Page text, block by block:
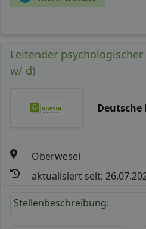
Leitender
w/ d)
Deutsche
Oberwesel
aktualisiert seit:
Stellenbeschreibung: